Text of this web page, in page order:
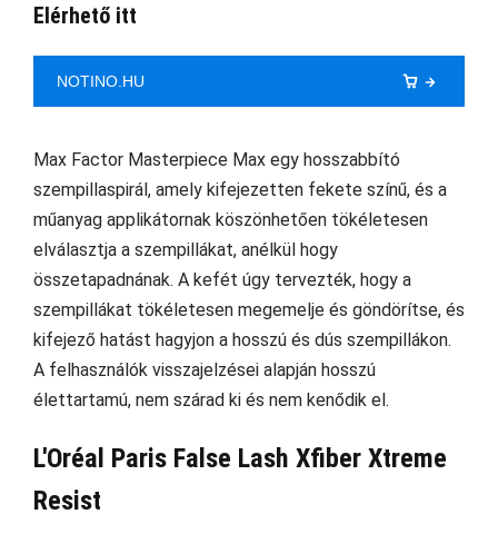
Elérhető itt
NOTINO.HU
Max Factor Masterpiece Max egy hosszabbító
szempillaspirál, amely kifejezetten fekete színű, és a
műanyag applikátornak köszönhetően tökéletesen
elválasztja a szempillákat, anélkül hogy
összetapadnának. A kefét úgy tervezték, hogy a
szempillákat tökéletesen megemelje és göndörítse, és
kifejező hatást hagyjon a hosszú és dús szempillákon.
A felhasználók visszajelzései alapján hosszú
élettartamú, nem szárad ki és nem kenődik el.
L'Oréal Paris False Lash Xfiber Xtreme
Resist